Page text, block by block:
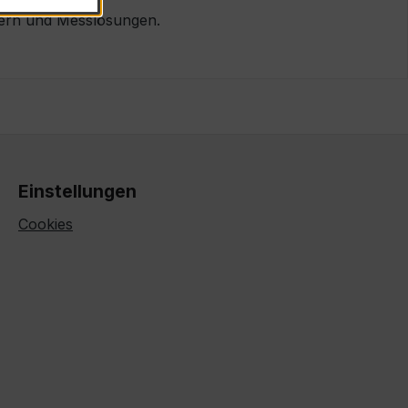
und Messlösungen.
Einstellungen
Cookies